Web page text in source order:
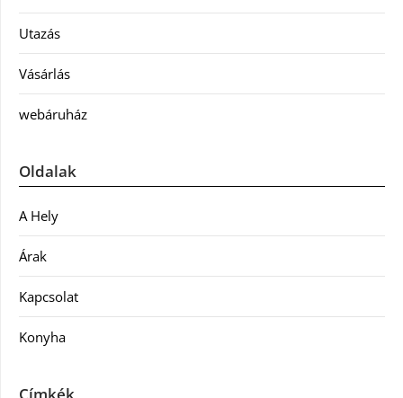
Utazás
Vásárlás
webáruház
Oldalak
A Hely
Árak
Kapcsolat
Konyha
Címkék